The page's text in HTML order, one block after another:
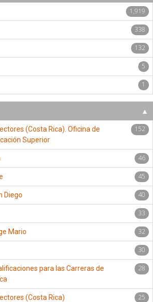
1,919
338
132
5
1
(Costa Rica). Oficina de
Superior
152
46
45
Diego 40
33
Mario 32
30
para las Carreras de
28
(Costa Rica) 25